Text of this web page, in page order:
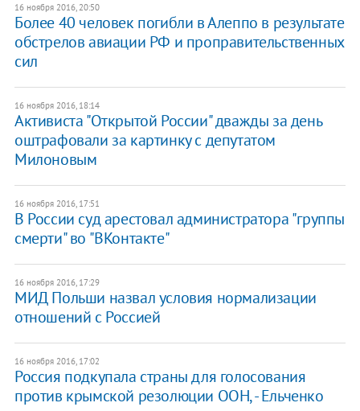
16 ноября 2016, 20:50
Более 40 человек погибли в Алеппо в результате
обстрелов авиации РФ и проправительственных
сил
16 ноября 2016, 18:14
Активиста "Открытой России" дважды за день
оштрафовали за картинку с депутатом
Милоновым
16 ноября 2016, 17:51
В России суд арестовал администратора "группы
смерти" во "ВКонтакте"
16 ноября 2016, 17:29
МИД Польши назвал условия нормализации
отношений с Россией
16 ноября 2016, 17:02
Россия подкупала страны для голосования
против крымской резолюции ООН, - Ельченко